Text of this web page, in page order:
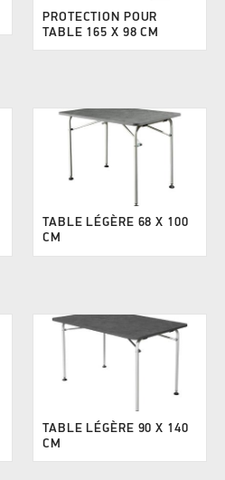
PROTECTION POUR
TABLE 165 X 98 CM
TABLE LÉGÈRE 68 X 100
CM
TABLE LÉGÈRE 90 X 140
CM